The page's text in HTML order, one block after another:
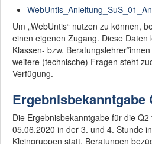
Das THG ist
MINT-
Schule -
der 5ten
künstlerische
Begabungen
gefördert!
Um „WebUntis“ nutzen zu können,
einen eigenen Zugang. Diese Daten
Klassen- bzw.
weitere (technische) Fragen steht
Verfügung.
Ergebnisbekanntgabe
Die Ergebnisbekanntgabe für die
05.06.2020 in der 3. und 4. Stunde
Kleingruppen statt. Beratungen